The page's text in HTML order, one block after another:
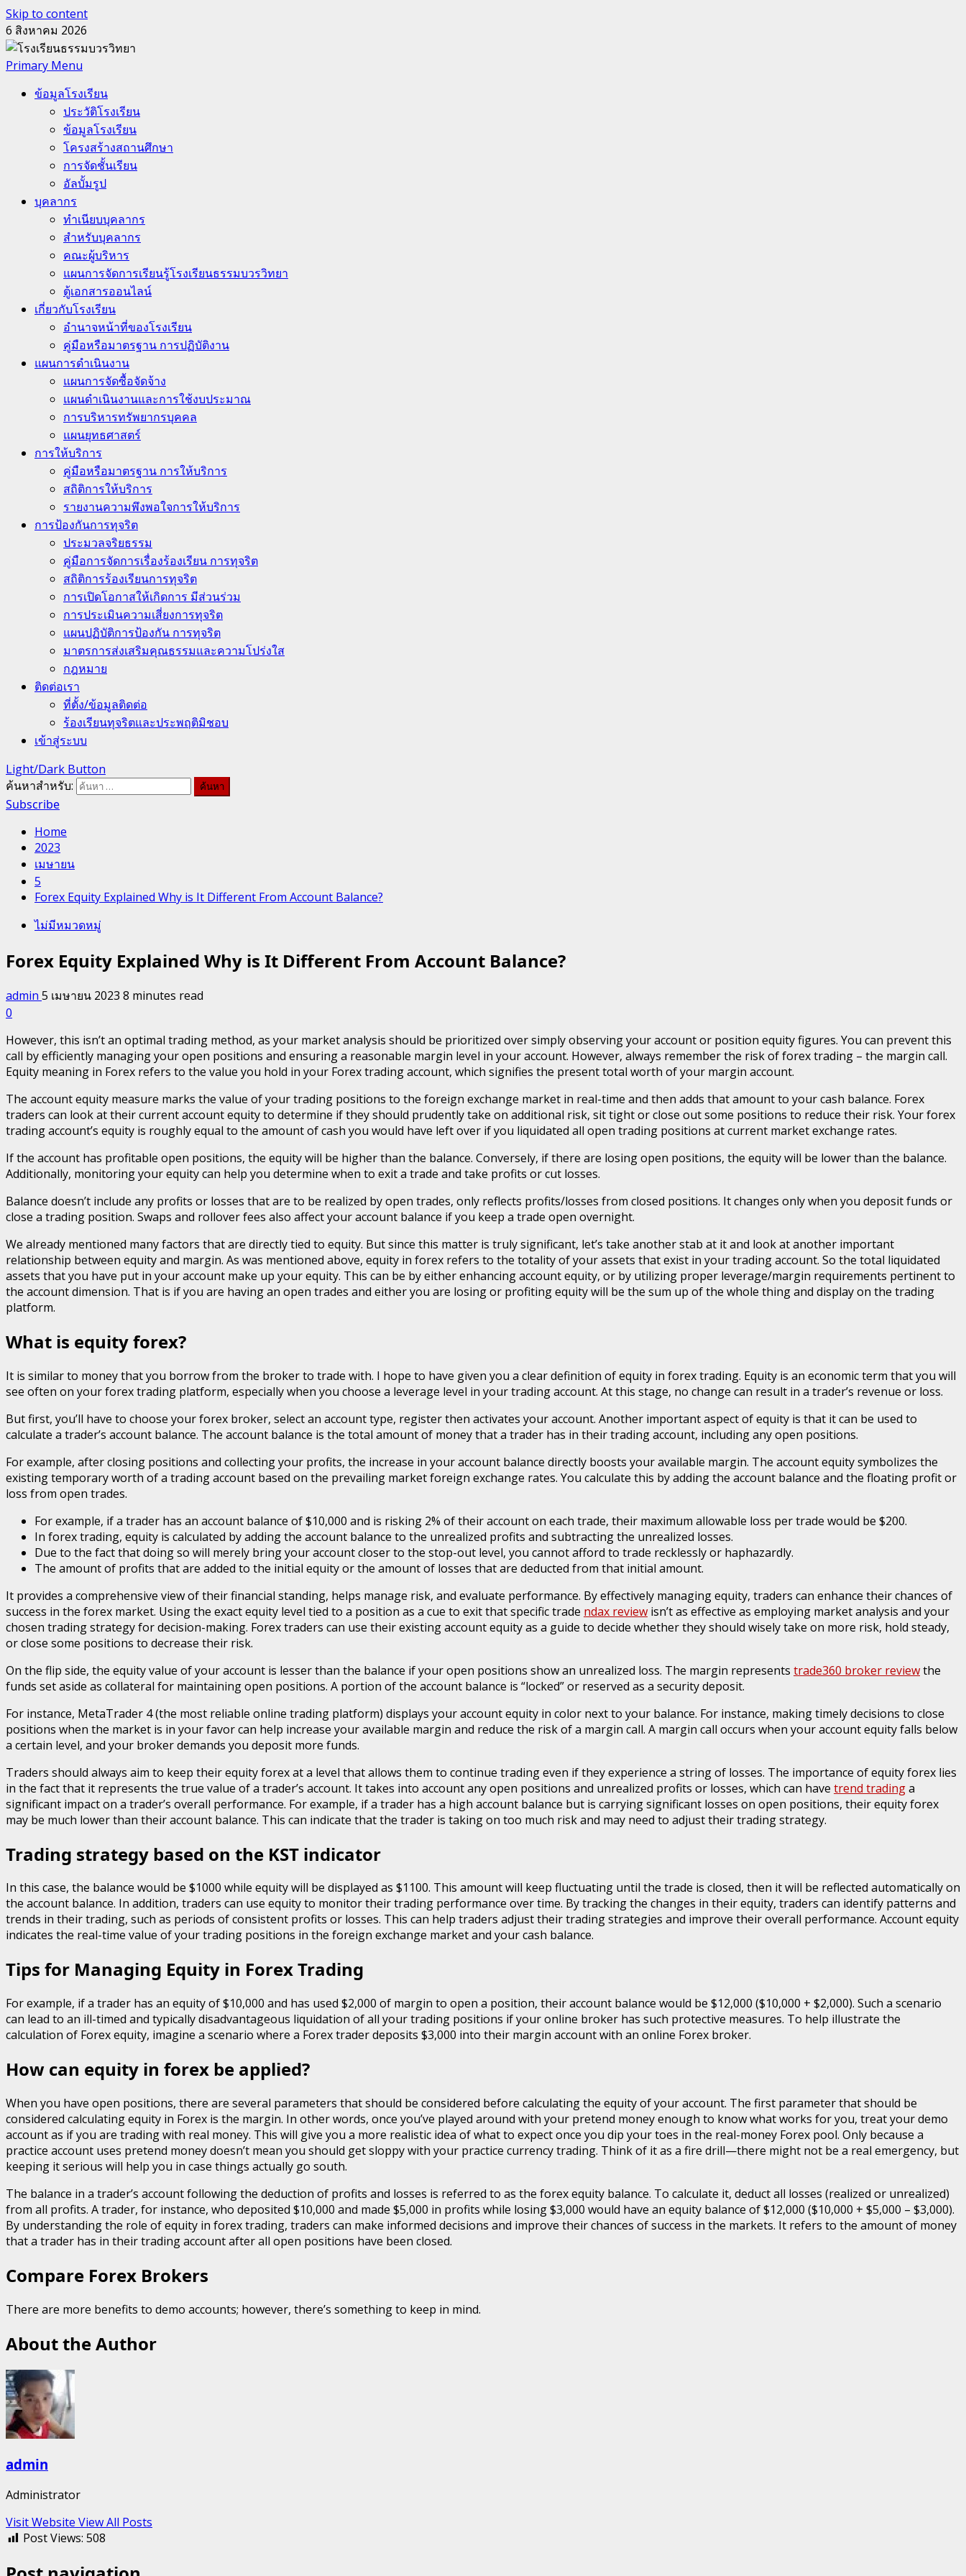
Skip to content
6 สิงหาคม 2026
Primary Menu
ข้อมูลโรงเรียน
ประวัติโรงเรียน
ข้อมูลโรงเรียน
โครงสร้างสถานศึกษา
การจัดชั้นเรียน
อัลบั้มรูป
บุคลากร
ทำเนียบบุคลากร
สำหรับบุคลากร
คณะผู้บริหาร
แผนการจัดการเรียนรู้โรงเรียนธรรมบวรวิทยา
ตู้เอกสารออนไลน์
เกี่ยวกับโรงเรียน
อำนาจหน้าที่ของโรงเรียน
คู่มือหรือมาตรฐาน การปฏิบัติงาน
แผนการดำเนินงาน
แผนการจัดซื้อจัดจ้าง
แผนดำเนินงานและการใช้งบประมาณ
การบริหารทรัพยากรบุคคล
แผนยุทธศาสตร์
การให้บริการ
คู่มือหรือมาตรฐาน การให้บริการ
สถิติการให้บริการ
รายงานความพึงพอใจการให้บริการ
การป้องกันการทุจริต
ประมวลจริยธรรม
คู่มือการจัดการเรื่องร้องเรียน การทุจริต
สถิติการร้องเรียนการทุจริต
การเปิดโอกาสให้เกิดการ มีส่วนร่วม
การประเมินความเสี่ยงการทุจริต
แผนปฏิบัติการป้องกัน การทุจริต
มาตรการส่งเสริมคุณธรรมและความโปร่งใส
กฎหมาย
ติดต่อเรา
ที่ตั้ง/ข้อมูลติดต่อ
ร้องเรียนทุจริตและประพฤติมิชอบ
เข้าสู่ระบบ
Light/Dark Button
ค้นหาสำหรับ:
Subscribe
Home
2023
เมษายน
5
Forex Equity Explained Why is It Different From Account Balance?
ไม่มีหมวดหมู่
Forex Equity Explained Why is It Different From Account Balance?
admin 5 เมษายน 2023 8 minutes read
0
However, this isn’t an optimal trading method, as your market analysis should be prioritized over simply observing your account or position equity figures. You can prevent this
call by efficiently managing your open positions and ensuring a reasonable margin level in your account. However, always remember the risk of forex trading – the margin call.
Equity meaning in Forex refers to the value you hold in your Forex trading account, which signifies the present total worth of your margin account.
The account equity measure marks the value of your trading positions to the foreign exchange market in real-time and then adds that amount to your cash balance. Forex
traders can look at their current account equity to determine if they should prudently take on additional risk, sit tight or close out some positions to reduce their risk. Your forex
trading account’s equity is roughly equal to the amount of cash you would have left over if you liquidated all open trading positions at current market exchange rates.
If the account has profitable open positions, the equity will be higher than the balance. Conversely, if there are losing open positions, the equity will be lower than the balance.
Additionally, monitoring your equity can help you determine when to exit a trade and take profits or cut losses.
Balance doesn’t include any profits or losses that are to be realized by open trades, only reflects profits/losses from closed positions. It changes only when you deposit funds or
close a trading position. Swaps and rollover fees also affect your account balance if you keep a trade open overnight.
We already mentioned many factors that are directly tied to equity. But since this matter is truly significant, let’s take another stab at it and look at another important
relationship between equity and margin. As was mentioned above, equity in forex refers to the totality of your assets that exist in your trading account. So the total liquidated
assets that you have put in your account make up your equity. This can be by either enhancing account equity, or by utilizing proper leverage/margin requirements pertinent to
the account dimension. That is if you are having an open trades and either you are losing or profiting equity will be the sum up of the whole thing and display on the trading
platform.
What is equity forex?
It is similar to money that you borrow from the broker to trade with. I hope to have given you a clear definition of equity in forex trading. Equity is an economic term that you will
see often on your forex trading platform, especially when you choose a leverage level in your trading account. At this stage, no change can result in a trader’s revenue or loss.
But first, you’ll have to choose your forex broker, select an account type, register then activates your account. Another important aspect of equity is that it can be used to
calculate a trader’s account balance. The account balance is the total amount of money that a trader has in their trading account, including any open positions.
For example, after closing positions and collecting your profits, the increase in your account balance directly boosts your available margin. The account equity symbolizes the
existing temporary worth of a trading account based on the prevailing market foreign exchange rates. You calculate this by adding the account balance and the floating profit or
loss from open trades.
For example, if a trader has an account balance of $10,000 and is risking 2% of their account on each trade, their maximum allowable loss per trade would be $200.
In forex trading, equity is calculated by adding the account balance to the unrealized profits and subtracting the unrealized losses.
Due to the fact that doing so will merely bring your account closer to the stop-out level, you cannot afford to trade recklessly or haphazardly.
The amount of profits that are added to the initial equity or the amount of losses that are deducted from that initial amount.
It provides a comprehensive view of their financial standing, helps manage risk, and evaluate performance. By effectively managing equity, traders can enhance their chances of
success in the forex market. Using the exact equity level tied to a position as a cue to exit that specific trade ndax review isn’t as effective as employing market analysis and your
chosen trading strategy for decision-making. Forex traders can use their existing account equity as a guide to decide whether they should wisely take on more risk, hold steady,
or close some positions to decrease their risk.
On the flip side, the equity value of your account is lesser than the balance if your open positions show an unrealized loss. The margin represents trade360 broker reviewthe
funds set aside as collateral for maintaining open positions. A portion of the account balance is “locked” or reserved as a security deposit.
For instance, MetaTrader 4 (the most reliable online trading platform) displays your account equity in color next to your balance. For instance, making timely decisions to close
positions when the market is in your favor can help increase your available margin and reduce the risk of a margin call. A margin call occurs when your account equity falls below
a certain level, and your broker demands you deposit more funds.
Traders should always aim to keep their equity forex at a level that allows them to continue trading even if they experience a string of losses. The importance of equity forex lies
in the fact that it represents the true value of a trader’s account. It takes into account any open positions and unrealized profits or losses, which can have trend tradinga
significant impact on a trader’s overall performance. For example, if a trader has a high account balance but is carrying significant losses on open positions, their equity forex
may be much lower than their account balance. This can indicate that the trader is taking on too much risk and may need to adjust their trading strategy.
Trading strategy based on the KST indicator
In this case, the balance would be $1000 while equity will be displayed as $1100. This amount will keep fluctuating until the trade is closed, then it will be reflected automatically on
the account balance. In addition, traders can use equity to monitor their trading performance over time. By tracking the changes in their equity, traders can identify patterns and
trends in their trading, such as periods of consistent profits or losses. This can help traders adjust their trading strategies and improve their overall performance. Account equity
indicates the real-time value of your trading positions in the foreign exchange market and your cash balance.
Tips for Managing Equity in Forex Trading
For example, if a trader has an equity of $10,000 and has used $2,000 of margin to open a position, their account balance would be $12,000 ($10,000 + $2,000). Such a scenario
can lead to an ill-timed and typically disadvantageous liquidation of all your trading positions if your online broker has such protective measures. To help illustrate the
calculation of Forex equity, imagine a scenario where a Forex trader deposits $3,000 into their margin account with an online Forex broker.
How can equity in forex be applied?
When you have open positions, there are several parameters that should be considered before calculating the equity of your account. The first parameter that should be
considered calculating equity in Forex is the margin. In other words, once you’ve played around with your pretend money enough to know what works for you, treat your demo
account as if you are trading with real money. This will give you a more realistic idea of what to expect once you dip your toes in the real-money Forex pool. Only because a
practice account uses pretend money doesn’t mean you should get sloppy with your practice currency trading. Think of it as a fire drill—there might not be a real emergency, but
keeping it serious will help you in case things actually go south.
The balance in a trader’s account following the deduction of profits and losses is referred to as the forex equity balance. To calculate it, deduct all losses (realized or unrealized)
from all profits. A trader, for instance, who deposited $10,000 and made $5,000 in profits while losing $3,000 would have an equity balance of $12,000 ($10,000 + $5,000 – $3,000).
By understanding the role of equity in forex trading, traders can make informed decisions and improve their chances of success in the markets. It refers to the amount of money
that a trader has in their trading account after all open positions have been closed.
Compare Forex Brokers
There are more benefits to demo accounts; however, there’s something to keep in mind.
About the Author
admin
Administrator
Visit Website View All Posts
Post Views: 508